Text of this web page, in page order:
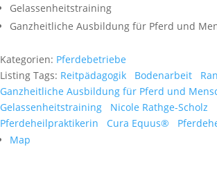
Gelassenheitstraining
Ganzheitliche Ausbildung für Pferd und
Kategorien: Pferdebetriebe
Listing Tags: Reitpädagogik Bodenarbeit
Ganzheitliche Ausbildung für Pferd und
Gelassenheitstraining
Nicole Rathge-Scholz
Pferdeheilpraktikerin
Cura Equus®
Map